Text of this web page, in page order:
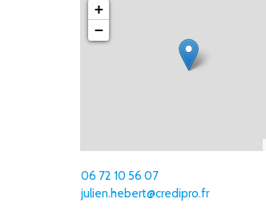
+
−
06 72 10 56 07
julien.hebert@credipro.fr